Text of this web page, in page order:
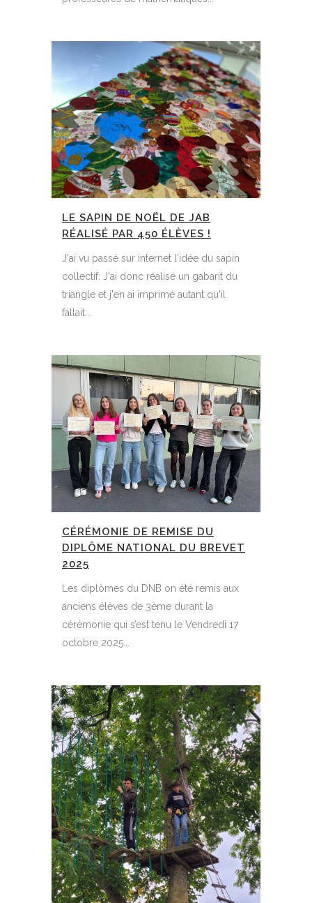
LE SAPIN DE NOËL DE JAB
RÉALISÉ PAR 450 ÉLÈVES !
J'ai vu passé sur internet l'idée du sapin
collectif. J'ai donc réalisé un gabarit du
triangle et j'en ai imprimé autant qu'il
fallait...
CÉRÉMONIE DE REMISE DU
DIPLÔME NATIONAL DU BREVET
2025
Les diplômes du DNB on été remis aux
anciens élèves de 3ème durant la
cérémonie qui s’est tenu le Vendredi 17
octobre 2025...